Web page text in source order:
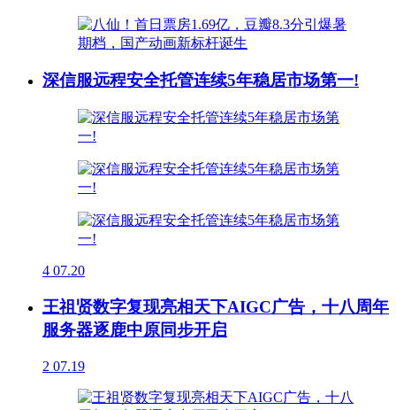
深信服远程安全托管连续5年稳居市场第一!
4 07.20
王祖贤数字复现亮相天下AIGC广告，十八周年
服务器逐鹿中原同步开启
2 07.19